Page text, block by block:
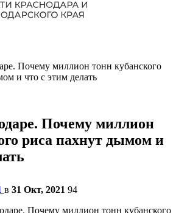
Почему миллион тонн кубанского
и что с этим делать
Почему миллион
риса пахнут дымом и
в 31 Окт, 2021 94